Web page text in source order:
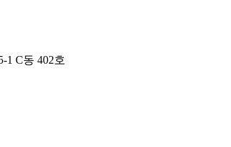
1 C동 402호